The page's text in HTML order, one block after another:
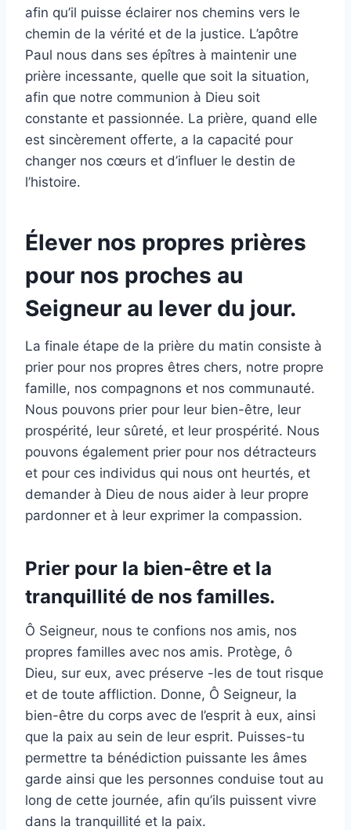
afin qu’il puisse éclairer nos chemins vers le
chemin de la vérité et de la justice. L’apôtre
Paul nous dans ses épîtres à maintenir une
prière incessante, quelle que soit la situation,
afin que notre communion à Dieu soit
constante et passionnée. La prière, quand elle
est sincèrement offerte, a la capacité pour
changer nos cœurs et d’influer le destin de
l’histoire.
Élever nos propres prières
pour nos proches au
Seigneur au lever du jour.
La finale étape de la prière du matin consiste à
prier pour nos propres êtres chers, notre propre
famille, nos compagnons et nos communauté.
Nous pouvons prier pour leur bien-être, leur
prospérité, leur sûreté, et leur prospérité. Nous
pouvons également prier pour nos détracteurs
et pour ces individus qui nous ont heurtés, et
demander à Dieu de nous aider à leur propre
pardonner et à leur exprimer la compassion.
Prier pour la bien-être et la
tranquillité de nos familles.
Ô Seigneur, nous te confions nos amis, nos
propres familles avec nos amis. Protège, ô
Dieu, sur eux, avec préserve -les de tout risque
et de toute affliction. Donne, Ô Seigneur, la
bien-être du corps avec de l’esprit à eux, ainsi
que la paix au sein de leur esprit. Puisses-tu
permettre ta bénédiction puissante les âmes
garde ainsi que les personnes conduise tout au
long de cette journée, afin qu’ils puissent vivre
dans la tranquillité et la paix.